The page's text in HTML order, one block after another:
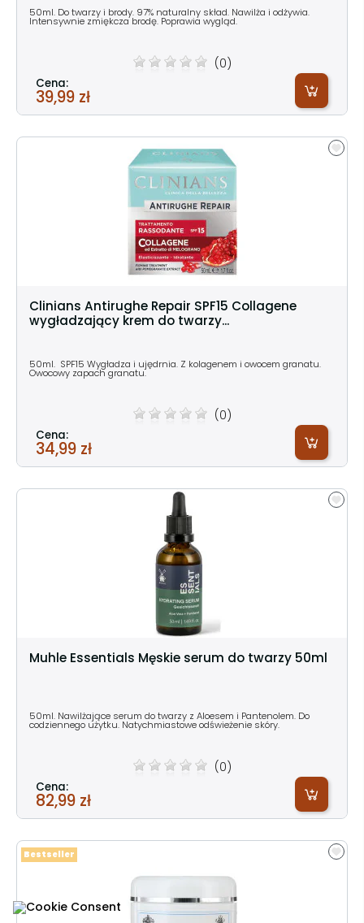
50ml. Do twarzy i brody. 97% naturalny skład. Nawilża i odżywia.
Intensywnie zmiękcza brodę. Poprawia wygląd.
(0)
Cena:
39,99 zł
Clinians Antirughe Repair SPF15 Collagene
wygładzający krem do twarzy...
50ml. SPF15 Wygładza i ujędrnia. Z kolagenem i owocem granatu.
Owocowy zapach granatu.
(0)
Cena:
34,99 zł
Muhle Essentials Męskie serum do twarzy 50ml
50ml. Nawilżające serum do twarzy z Aloesem i Pantenolem. Do
codziennego użytku. Natychmiastowe odświeżenie skóry.
(0)
Cena:
82,99 zł
Bestseller